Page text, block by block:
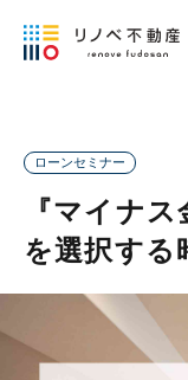
ローンセミナー
『マイナ
を選択する